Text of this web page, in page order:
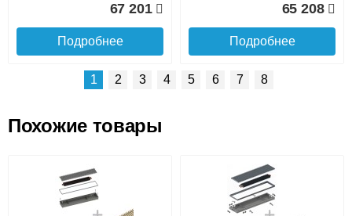
до подъезда
67 201
Подробнее
65 208
Подробнее
ITTB.090.250.1400 с
решеткой GRILL.SGA-25-
1400 gold
ITTB.090.250.1300 с
решеткой GRILL.SGA-25-
1300 gold
1 2 3 4 5 6 7 8
Похожие товары